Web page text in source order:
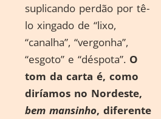
suplicando perdão por tê-
lo xingado de “lixo,
“canalha”, “vergonha”,
“esgoto” e “déspota”. O
tom da carta é, como
diríamos no Nordeste,
bem mansinho, diferente